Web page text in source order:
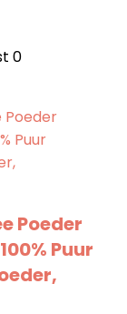
0
Poeder
Puur